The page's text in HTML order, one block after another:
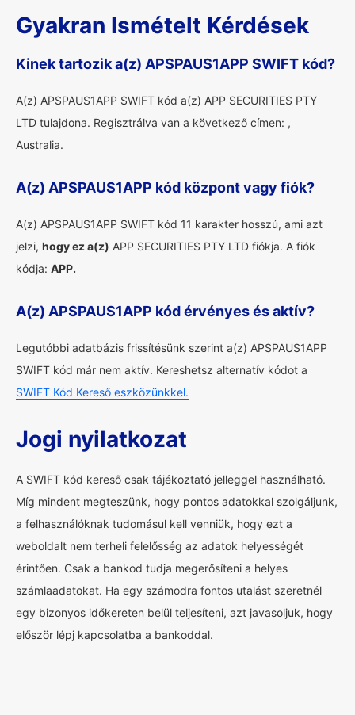
Gyakran Ismételt Kérdések
Kinek tartozik a(z) APSPAUS1APP SWIFT kód?
A(z) APSPAUS1APP SWIFT kód a(z) APP SECURITIES PTY
LTD tulajdona. Regisztrálva van a következő címen: ,
Australia.
A(z) APSPAUS1APP kód központ vagy fiók?
A(z) APSPAUS1APP SWIFT kód 11 karakter hosszú, ami azt
jelzi, hogy ez a(z) APP SECURITIES PTY LTD fiókja. A fiók
kódja: APP.
A(z) APSPAUS1APP kód érvényes és aktív?
Legutóbbi adatbázis frissítésünk szerint a(z) APSPAUS1APP
SWIFT kód már nem aktív. Kereshetsz alternatív kódot a
SWIFT Kód Kereső eszközünkkel.
Jogi nyilatkozat
A SWIFT kód kereső csak tájékoztató jelleggel használható.
Míg mindent megteszünk, hogy pontos adatokkal szolgáljunk,
a felhasználóknak tudomásul kell venniük, hogy ezt a
weboldalt nem terheli felelősség az adatok helyességét
érintően. Csak a bankod tudja megerősíteni a helyes
számlaadatokat. Ha egy számodra fontos utalást szeretnél
egy bizonyos időkereten belül teljesíteni, azt javasoljuk, hogy
először lépj kapcsolatba a bankoddal.